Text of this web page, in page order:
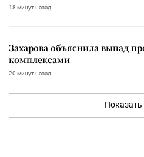
18 минут назад
Захарова объяснила выпад
комплексами
20 минут назад